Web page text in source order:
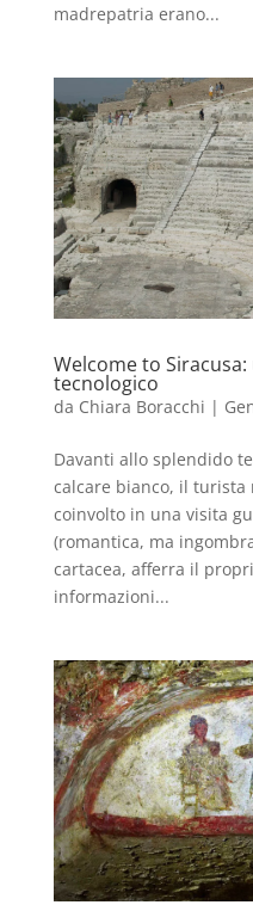
madrepatria erano...
Welcome to
tecnologico
da Chiara Boracchi |
Davanti allo splendido
calcare bianco, il turista
coinvolto in una visita
(romantica, ma
cartacea, afferra il
informazioni...